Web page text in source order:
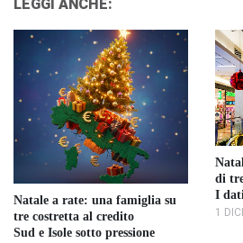
LEGGI ANCHE:
Natale a rate: una famiglia su
tre costretta al credito
Sud e Isole sotto pressione
di
I
1